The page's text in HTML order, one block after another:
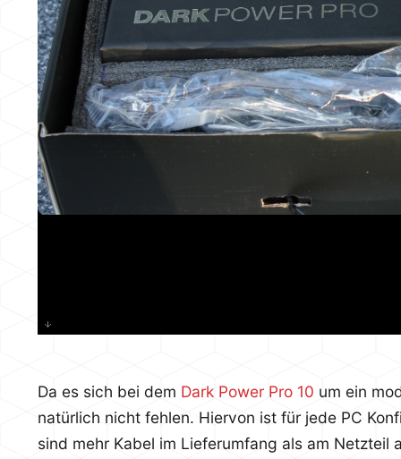
Da es sich bei dem Dark Power Pro 10 um ein
natürlich nicht fehlen. Hiervon ist für jede PC
sind mehr Kabel im Lieferumfang als am Netzteil